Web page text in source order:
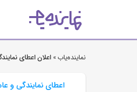
نماینده‌یاب » اعلان اعطای
اعطای نمایندگی و